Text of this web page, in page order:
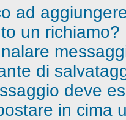
ad
un richiamo?
di
deve
in cima